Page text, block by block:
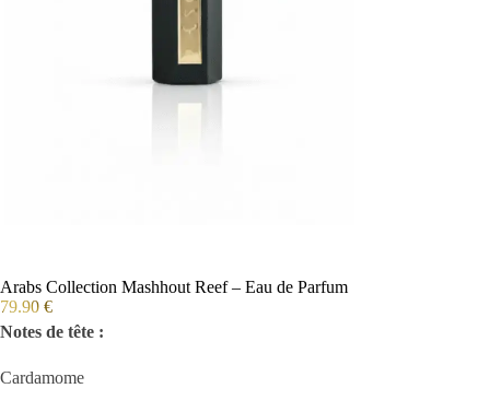
Arabs Collection Mashhout Reef – Eau de Parfum
79.90 €
Notes de tête :
Cardamome